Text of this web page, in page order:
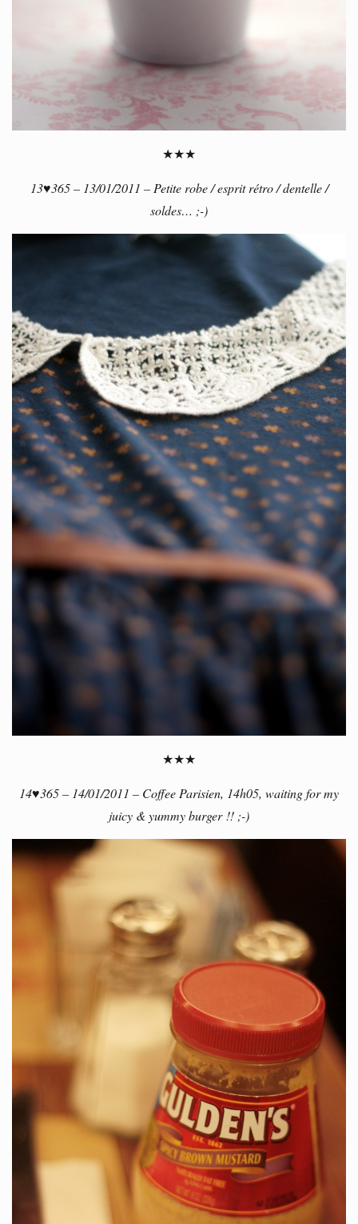
★★★
13♥365 – 13/01/2011 – Petite robe / esprit rétro / dentelle /
soldes… ;-)
★★★
14♥365 – 14/01/2011 – Coffee Parisien, 14h05, waiting for my
juicy & yummy burger !! ;-)